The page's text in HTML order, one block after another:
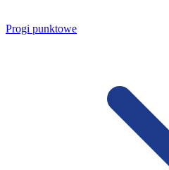
Progi punktowe